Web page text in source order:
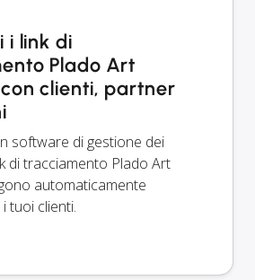
i link di
Plado Art
clienti, partner
software di gestione dei
di tracciamento Plado Art
automaticamente
tuoi clienti.